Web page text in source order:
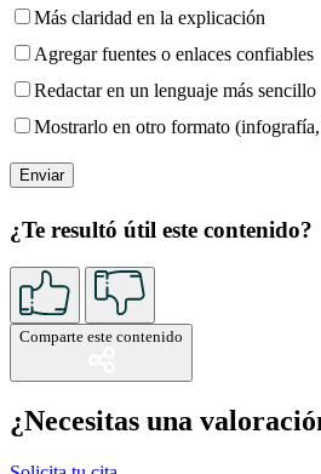
Más claridad en la explicación
Agregar fuentes o enlaces confiables
Redactar en un lenguaje más sencillo
Mostrarlo en otro formato
¿Te resultó útil este contenido?
Comparte este contenido
¿Necesitas una